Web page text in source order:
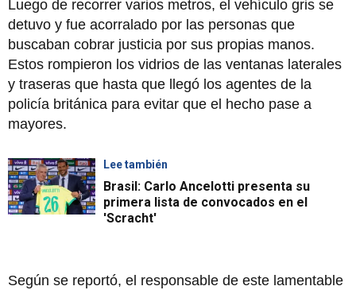
Luego de recorrer varios metros, el vehículo gris se
detuvo y fue acorralado por las personas que
buscaban cobrar justicia por sus propias manos.
Estos rompieron los vidrios de las ventanas laterales
y traseras que hasta que llegó los agentes de la
policía británica para evitar que el hecho pase a
mayores.
Lee también
Brasil: Carlo Ancelotti presenta su
primera lista de convocados en el
'Scracht'
Según se reportó, el responsable de este lamentable